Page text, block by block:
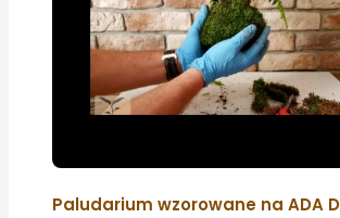
Paludarium wzorowane na ADA